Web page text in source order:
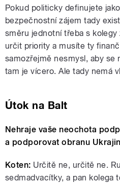
Pokud politicky definujete
bezpečnostní zájem tady
směru jednotní třeba s kolegy
určit priority a musíte ty
samozřejmě nesmysl, aby se
tam je vícero. Ale tady nemá
Útok na Balt
Nehraje vaše neochota
a podporovat obranu
Koten: Určitě ne, určitě ne.
sedmadvacítky, a pan kolega